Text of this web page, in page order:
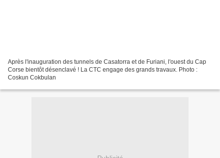
Après l'inauguration des tunnels de Casatorra et de Furiani, l'ouest du Cap
Corse bientôt désenclavé ! La CTC engage des grands travaux. Photo :
Coskun Cokbulan